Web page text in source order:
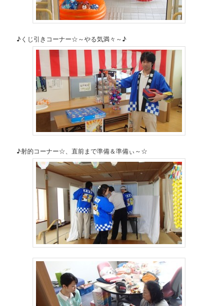
♪くじ引きコーナー☆～やる気満々～♪
♪射的コーナー☆、直前まで準備＆準備ぃ～☆